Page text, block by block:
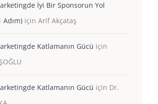
İyi Bir Sponsorun Yol
Adım) içinArif Akçataş
Katlamanın Gücü için
Katlamanın Gücü için Dr.